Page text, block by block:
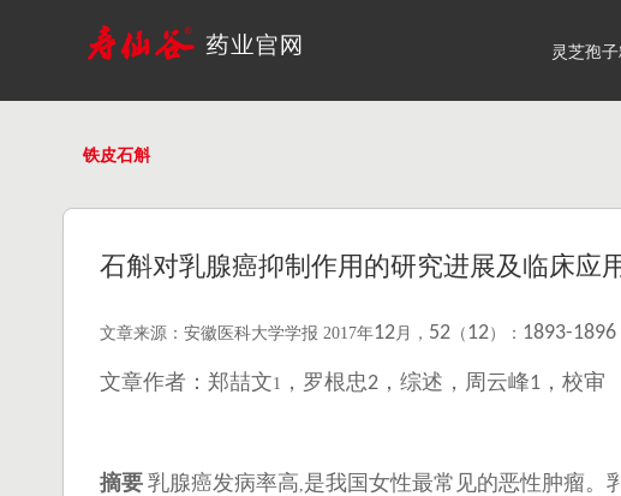
灵芝孢
铁皮石斛
石斛对乳腺癌抑制作用的研究进展及临床应
文章来源：安徽医科大学学报 2017年12月， 52 （ 12）： 1893-1896
文章作者：郑喆文1 ，罗根忠2 ，综述，周云峰1 ，校审
摘要 乳腺癌发病率高,是我国女性最常见的恶性肿瘤。